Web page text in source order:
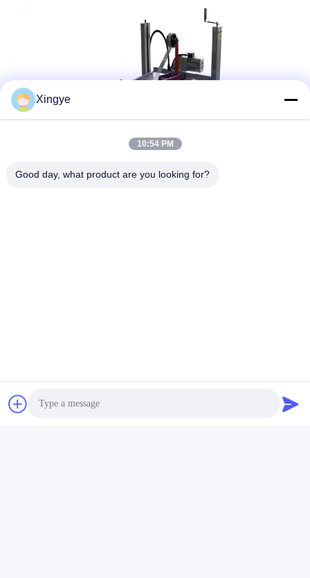
Xingye
10:54 PM
Good day, what product are you looking for?